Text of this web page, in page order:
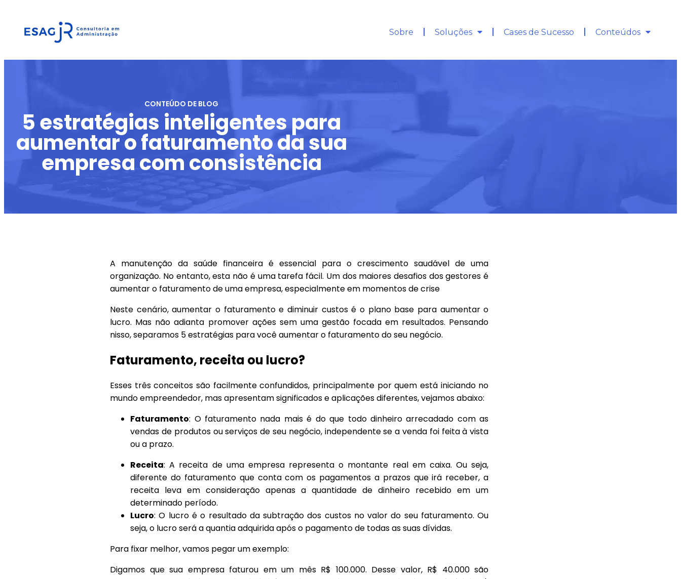
Sobre Soluções Cases de Sucesso Conteúdos
CONTEÚDO DE BLOG
5 estratégias inteligentes para
aumentar o faturamento da sua
empresa com consistência
A manutenção da saúde financeira é essencial para o crescimento saudável de uma
organização. No entanto, esta não é uma tarefa fácil. Um dos maiores desafios dos gestores é
aumentar o faturamento de uma empresa, especialmente em momentos de crise
Neste cenário, aumentar o faturamento e diminuir custos é o plano base para aumentar o
lucro. Mas não adianta promover ações sem uma gestão focada em resultados. Pensando
nisso, separamos 5 estratégias para você aumentar o faturamento do seu negócio.
Faturamento, receita ou lucro?
Esses três conceitos são facilmente confundidos, principalmente por quem está iniciando no
mundo empreendedor, mas apresentam significados e aplicações diferentes, vejamos abaixo:
Faturamento: O faturamento nada mais é do que todo dinheiro arrecadado com as
vendas de produtos ou serviços de seu negócio, independente se a venda foi feita à vista
ou a prazo.
Receita: A receita de uma empresa representa o montante real em caixa. Ou seja,
diferente do faturamento que conta com os pagamentos a prazos que irá receber, a
receita leva em consideração apenas a quantidade de dinheiro recebido em um
determinado período.
Lucro: O lucro é o resultado da subtração dos custos no valor do seu faturamento. Ou
seja, o lucro será a quantia adquirida após o pagamento de todas as suas dívidas.
Para fixar melhor, vamos pegar um exemplo:
Digamos que sua empresa faturou em um mês R$ 100.000. Desse valor, R$ 40.000 são